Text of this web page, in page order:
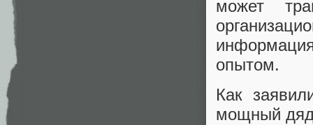
может
опытом.
Как
мощный